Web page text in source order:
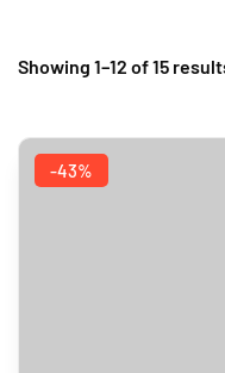
Showing 1–12 of 15
-43%